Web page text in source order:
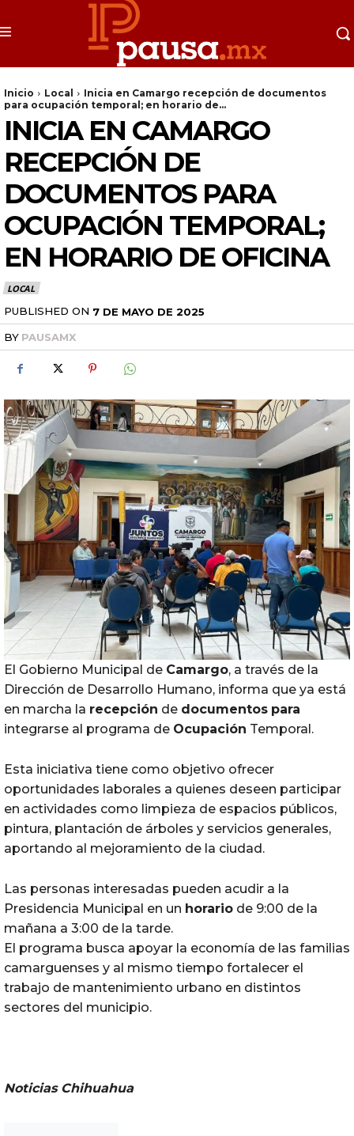
Inicio Local
Inicia en Camargo recepción de documentos
para ocupación temporal; en horario de...
INICIA EN CAMARGO
RECEPCIÓN DE
DOCUMENTOS PARA
OCUPACIÓN TEMPORAL;
EN HORARIO DE OFICINA
LOCAL
PUBLISHED ON 7 DE MAYO DE 2025
BY PAUSAMX
El Gobierno Municipal de Camargo, a través de la
Dirección de Desarrollo Humano, informa que ya está
en marcha la recepción de documentos para
integrarse al programa de Ocupación Temporal.
Esta iniciativa tiene como objetivo ofrecer
oportunidades laborales a quienes deseen participar
en actividades como limpieza de espacios públicos,
pintura, plantación de árboles y servicios generales,
aportando al mejoramiento de la ciudad.
Las personas interesadas pueden acudir a la
Presidencia Municipal en un horario de 9:00 de la
mañana a 3:00 de la tarde.
El programa busca apoyar la economía de las familias
camarguenses y al mismo tiempo fortalecer el
trabajo de mantenimiento urbano en distintos
sectores del municipio.
Noticias Chihuahua